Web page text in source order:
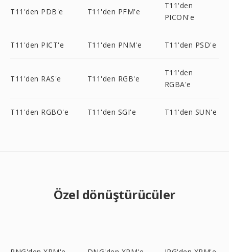
T11'den PDB'e T11'den PFM'e
T11'den
PICON'e
T11'den PICT'e T11'den PNM'e T11'den PSD'e
T11'den RAS'e T11'den RGB'e
T11'den
RGBA'e
T11'den RGBO'e T11'den SGI'e T11'den SUN'e
Özel dönüştürücüler